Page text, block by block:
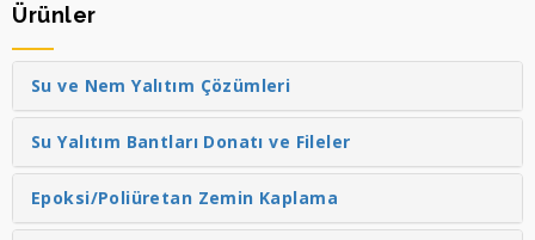
Ürünler
Su ve Nem Yalıtım Çözümleri
Su Yalıtım Bantları Donatı ve Fileler
Epoksi/Poliüretan Zemin Kaplama